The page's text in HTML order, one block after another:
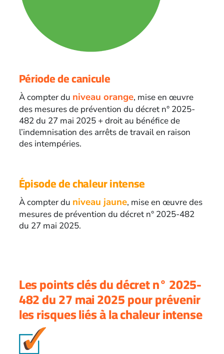
Période de canicule
À compter du niveau orange, mise en œuvre
des mesures de prévention du décret n° 2025-
482 du 27 mai 2025 + droit au bénéfice de
l’indemnisation des arrêts de travail en raison
des intempéries.
Épisode de chaleur intense
À compter du niveau jaune, mise en œuvre des
mesures de prévention du décret n° 2025-482
du 27 mai 2025.
Les points clés du décret n° 2025-
482 du 27 mai 2025 pour prévenir
les risques liés à la chaleur intense